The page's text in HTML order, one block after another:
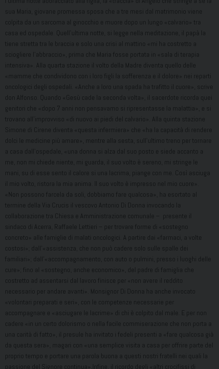
sua Maria, giovane promessa sposa che a tre mesi dal matrimonio viene
colpita da un sarcoma al ginocchio e muore dopo un lungo «calvario» tra
casa ed ospedale. Quell’ultima notte, si legge nella meditazione, il papà la
tiene stretta tra le braccia e solo una crisi al mattino «mi ha costretto a
sciogliere l’abbraccio», prima che Maria fosse portata in «sala di terapia
intensiva». Alla quarta stazione il volto della Madre diventa quello delle
«mamme che condividono con i loro figli la sofferenza e il dolore» nei reparti
oncologici degli ospedali. «Anche a loro una spada ha trafitto il cuore», scrive
don Alfonso. Quando «Gesù cade la seconda volta», il sacerdote ricorda quei
genitori che «dopo 7 anni non pensavamo si ripresentasse la malattia», e si
trovano all’improvviso «di nuovo ai piedi del calvario». Alla quinta stazione
Simone di Cirene diventa «questa infermiera» che «ha la capacità di rendere
dolci le medicine più amare», mentre alla sesta, sull’ultimo treno per tornare
a casa dall’ospedale, «una donna si alza dal suo posto e siede accanto a
me, non mi chiede niente, mi guarda, il suo volto è sereno, mi stringe le
mani, su di esse sento il calore si una lacrima, piange con me. Così asciuga
il mio volto, ristora la mia anima. Il suo volto è impresso nel mio cuore».
«Non possono farcela da soli, dobbiamo fare qualcosa», ha esortato al
termine della Via Crucis il vescovo Antonio Di Donna invocando la
collaborazione tra Chiesa e Amministrazione comunale – presente il
sindaco di Acerra, Raffaele Lettieri – per trovare forme di «sostegno
concreto» alle famiglie di malati oncologici. A partire dai «farmaci, a volte
costosi»; dall’«assistenza, che non può cadere solo sulle spalle dei
familiari»; dall’«accompagnamento, con auto o pulmini, presso i luoghi delle
cure»; fino al «sostegno, anche economico», del padre di famiglia che
costretto ad assentarsi dal lavoro finisce per «non avere il reddito
necessario per andare avanti». Monsignor Di Donna ha anche invocato
«volontari preparati e seri», con le competenze necessarie per
accompagnare e «asciugare le lacrime» di chi è colpito dal male. E per non
cadere «in un certo dolorismo o nella facile commiserazione che non porta a
una carità di fatto», il presule ha invitato i fedeli presenti a «fare qualcosa già
da questa sera», magari con «una semplice visita a casa per offrire parte del
proprio tempo e portare una parola buona a questi nostri fratelli nei quali la
passione del Signore continua».Infine, il ricordo degli «altri crocifissi di